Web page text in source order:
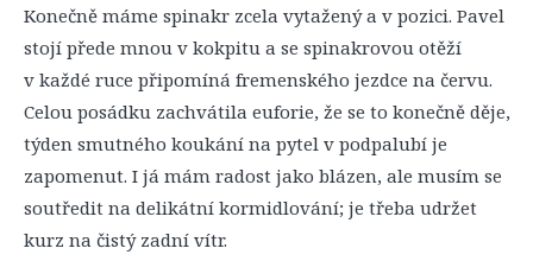
Konečně máme spinakr zcela vytažený a v pozici. Pavel
stojí přede mnou v kokpitu a se spinakrovou otěží
v každé ruce připomíná fremenského jezdce na červu.
Celou posádku zachvátila euforie, že se to konečně děje,
týden smutného koukání na pytel v podpalubí je
zapomenut. I já mám radost jako blázen, ale musím se
soutředit na delikátní kormidlování; je třeba udržet
kurz na čistý zadní vítr.